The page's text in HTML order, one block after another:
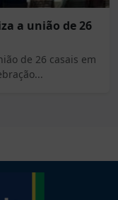
a união de 26
de 26 casais em